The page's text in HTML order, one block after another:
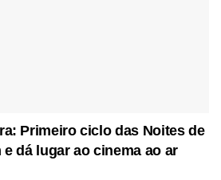
Primeiro ciclo das Noites de
dá lugar ao cinema ao ar